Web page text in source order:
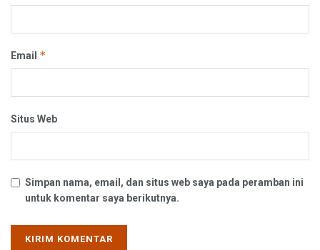
Email *
Situs Web
Simpan nama, email, dan situs web saya pada peramban ini
untuk komentar saya berikutnya.